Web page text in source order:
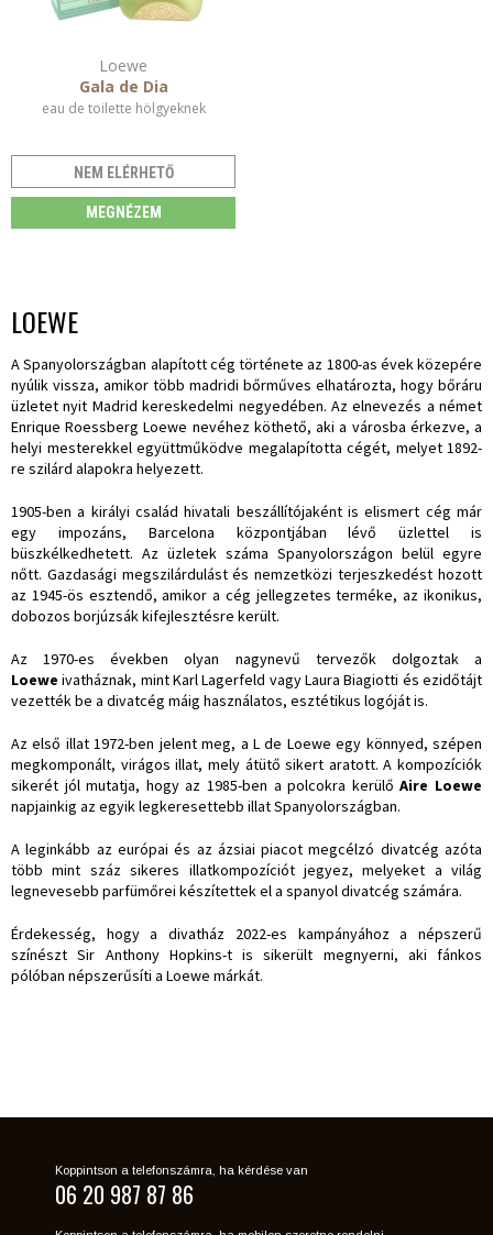
Loewe
Gala de Dia
eau de toilette hölgyeknek
NEM ELÉRHETŐ
MEGNÉZEM
LOEWE
A Spanyolországban alapított cég története az 1800-as évek közepére
nyúlik vissza, amikor több madridi bőrműves elhatározta, hogy bőráru
üzletet nyit Madrid kereskedelmi negyedében. Az elnevezés a német
Enrique Roessberg Loewe nevéhez köthető, aki a városba érkezve, a
helyi mesterekkel együttműködve megalapította cégét, melyet 1892-
re szilárd alapokra helyezett.
1905-ben a királyi család hivatali beszállítójaként is elismert cég már
egy impozáns, Barcelona központjában lévő üzlettel is
büszkélkedhetett. Az üzletek száma Spanyolországon belül egyre
nőtt. Gazdasági megszilárdulást és nemzetközi terjeszkedést hozott
az 1945-ös esztendő, amikor a cég jellegzetes terméke, az ikonikus,
dobozos borjúzsák kifejlesztésre került.
Az 1970-es években olyan nagynevű tervezők dolgoztak a
Loewe ivatháznak, mint Karl Lagerfeld vagy Laura Biagiotti és ezidőtájt
vezették be a divatcég máig használatos, esztétikus logóját is.
Az első illat 1972-ben jelent meg, a L de Loewe egy könnyed, szépen
megkomponált, virágos illat, mely átütő sikert aratott. A kompozíciók
sikerét jól mutatja, hogy az 1985-ben a polcokra kerülőAire Loewe
napjainkig az egyik legkeresettebb illat Spanyolországban.
A leginkább az európai és az ázsiai piacot megcélzó divatcég azóta
több mint száz sikeres illatkompozíciót jegyez, melyeket a világ
legnevesebb parfümőrei készítettek el a spanyol divatcég számára.
Érdekesség, hogy a divatház 2022-es kampányához a népszerű
színészt Sir Anthony Hopkins-t is sikerült megnyerni, aki fánkos
pólóban népszerűsíti a Loewe márkát.
Koppintson a telefonszámra, ha kérdése van
06 20 987 87 86